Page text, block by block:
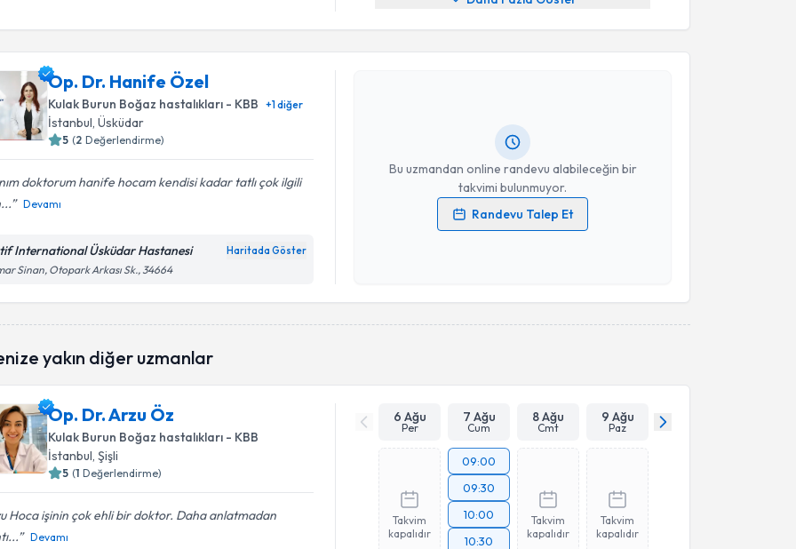
Op. Dr. Hanife Özel
Kulak Burun Boğaz hastalıkları - KBB +1diğer
İstanbul, Üsküdar
5 (2 Değerlendirme)
doktorum hanife hocam kendisi kadar tatlı çok ilgili
Devamı
International Üsküdar Hastanesi Haritada Göster
Sinan, Otopark Arkası Sk., 34664
Bu uzmandan online randevu alabileceğin bir
takvimi bulunmuyor.
Randevu Talep Et
Randevu Takvimi Talebi
Op. Dr. Hanife Özel
Kişisel verilerimin işlenmesine ilişkinAydınlatma Metni
Takvim Talebini Gönder
yakın diğer uzmanlar
Op. Dr. Arzu Öz
Kulak Burun Boğaz hastalıkları - KBB
İstanbul, Şişli
5 (1 Değerlendirme)
Hoca işinin çok ehli bir doktor. Daha anlatmadan
Devamı
6 Ağu
Per
7 Ağu
Cum
8 Ağu
Cmt
9 Ağu
Paz
Takvim
kapalıdır
09:00
09:30
10:00
10:30
Takvim
kapalıdır
Takvim
kapalıdır